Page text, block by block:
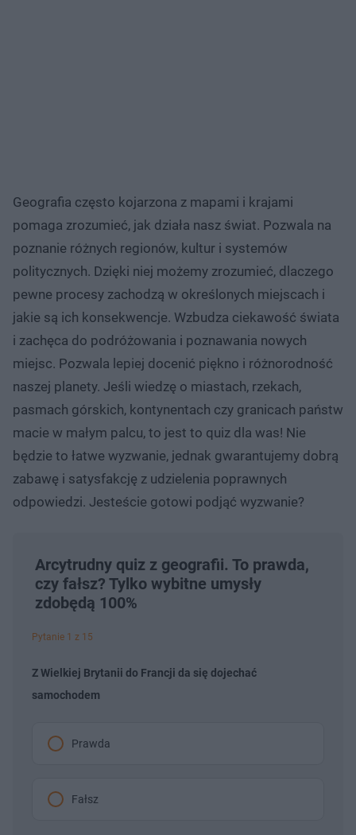
Geografia często kojarzona z mapami i krajami
pomaga zrozumieć, jak działa nasz świat. Pozwala na
poznanie różnych regionów, kultur i systemów
politycznych. Dzięki niej możemy zrozumieć, dlaczego
pewne procesy zachodzą w określonych miejscach i
jakie są ich konsekwencje. Wzbudza ciekawość świata
i zachęca do podróżowania i poznawania nowych
miejsc. Pozwala lepiej docenić piękno i różnorodność
naszej planety. Jeśli wiedzę o miastach, rzekach,
pasmach górskich, kontynentach czy granicach państw
macie w małym palcu, to jest to quiz dla was! Nie
będzie to łatwe wyzwanie, jednak gwarantujemy dobrą
zabawę i satysfakcję z udzielenia poprawnych
odpowiedzi. Jesteście gotowi podjąć wyzwanie?
Arcytrudny quiz z geografii. To prawda,
czy fałsz? Tylko wybitne umysły
zdobędą 100%
Pytanie 1 z 15
Z Wielkiej Brytanii do Francji da się dojechać
samochodem
Prawda
Fałsz